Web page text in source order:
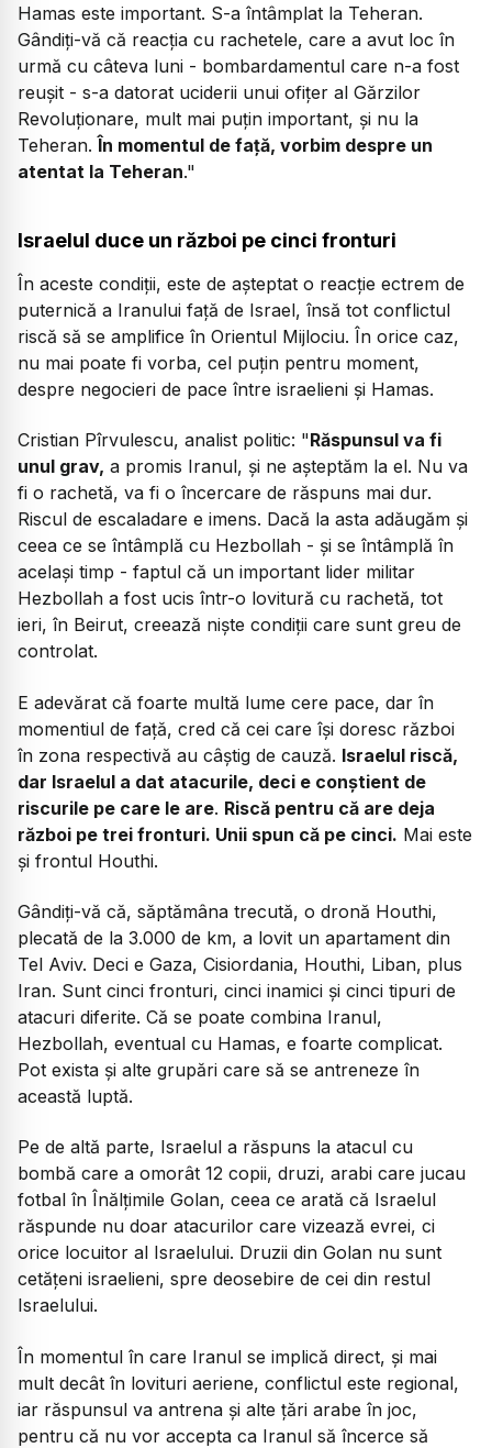
Hamas este important. S-a întâmplat la Teheran.
Gândiți-vă că reacția cu rachetele, care a avut loc în
urmă cu câteva luni - bombardamentul care n-a fost
reușit - s-a datorat uciderii unui ofițer al Gărzilor
Revoluționare, mult mai puțin important, și nu la
Teheran. În momentul de față, vorbim despre un
atentat la Teheran."
Israelul duce un război pe cinci fronturi
În aceste condiții, este de așteptat o reacție ectrem de
puternică a Iranului față de Israel, însă tot conflictul
riscă să se amplifice în Orientul Mijlociu. În orice caz,
nu mai poate fi vorba, cel puțin pentru moment,
despre negocieri de pace între israelieni și Hamas.
Cristian Pîrvulescu, analist politic: "Răspunsul va fi
unul grav, a promis Iranul, și ne așteptăm la el. Nu va
fi o rachetă, va fi o încercare de răspuns mai dur.
Riscul de escaladare e imens. Dacă la asta adăugăm și
ceea ce se întâmplă cu Hezbollah - și se întâmplă în
același timp - faptul că un important lider militar
Hezbollah a fost ucis într-o lovitură cu rachetă, tot
ieri, în Beirut, creează niște condiții care sunt greu de
controlat.
E adevărat că foarte multă lume cere pace, dar în
momentiul de față, cred că cei care își doresc război
în zona respectivă au câștig de cauză. Israelul riscă,
dar Israelul a dat atacurile, deci e conștient de
riscurile pe care le are. Riscă pentru că are deja
război pe trei fronturi. Unii spun că pe cinci. Mai este
și frontul Houthi.
Gândiți-vă că, săptămâna trecută, o dronă Houthi,
plecată de la 3.000 de km, a lovit un apartament din
Tel Aviv. Deci e Gaza, Cisiordania, Houthi, Liban, plus
Iran. Sunt cinci fronturi, cinci inamici și cinci tipuri de
atacuri diferite. Că se poate combina Iranul,
Hezbollah, eventual cu Hamas, e foarte complicat.
Pot exista și alte grupări care să se antreneze în
această luptă.
Pe de altă parte, Israelul a răspuns la atacul cu
bombă care a omorât 12 copii, druzi, arabi care jucau
fotbal în Înălțimile Golan, ceea ce arată că Israelul
răspunde nu doar atacurilor care vizează evrei, ci
orice locuitor al Israelului. Druzii din Golan nu sunt
cetățeni israelieni, spre deosebire de cei din restul
Israelului.
În momentul în care Iranul se implică direct, și mai
mult decât în lovituri aeriene, conflictul este regional,
iar răspunsul va antrena și alte țări arabe în joc,
pentru că nu vor accepta ca Iranul să încerce să